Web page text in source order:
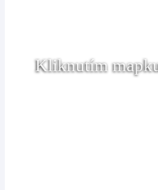
Kliknutím